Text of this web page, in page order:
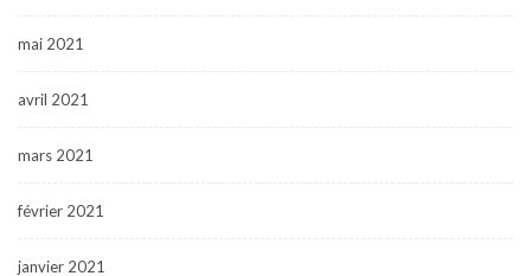
mai 2021
avril 2021
mars 2021
février 2021
janvier 2021